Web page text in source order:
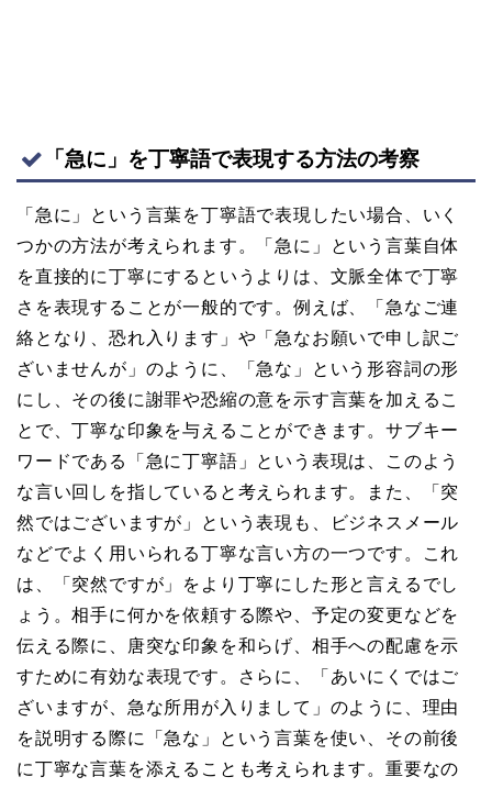
「急に」を丁寧語で表現する方法の考察
「急に」という言葉を丁寧語で表現したい場合、いく
つかの方法が考えられます。「急に」という言葉自体
を直接的に丁寧にするというよりは、文脈全体で丁寧
さを表現することが一般的です。例えば、「急なご連
絡となり、恐れ入ります」や「急なお願いで申し訳ご
ざいませんが」のように、「急な」という形容詞の形
にし、その後に謝罪や恐縮の意を示す言葉を加えるこ
とで、丁寧な印象を与えることができます。サブキー
ワードである「急に丁寧語」という表現は、このよう
な言い回しを指していると考えられます。また、「突
然ではございますが」という表現も、ビジネスメール
などでよく用いられる丁寧な言い方の一つです。これ
は、「突然ですが」をより丁寧にした形と言えるでし
ょう。相手に何かを依頼する際や、予定の変更などを
伝える際に、唐突な印象を和らげ、相手への配慮を示
すために有効な表現です。さらに、「あいにくではご
ざいますが、急な所用が入りまして」のように、理由
を説明する際に「急な」という言葉を使い、その前後
に丁寧な言葉を添えることも考えられます。重要なの